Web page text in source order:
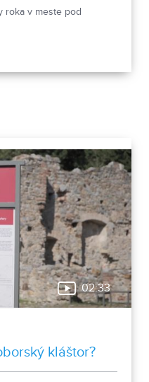
roka v meste pod
02:33
kláštor?